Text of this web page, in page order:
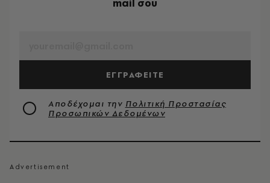
mail σου
ΕΓΓΡΑΦΕΙΤΕ
Αποδέχομαι την Πολιτική Προστασίας
Προσωπικών Δεδομένων